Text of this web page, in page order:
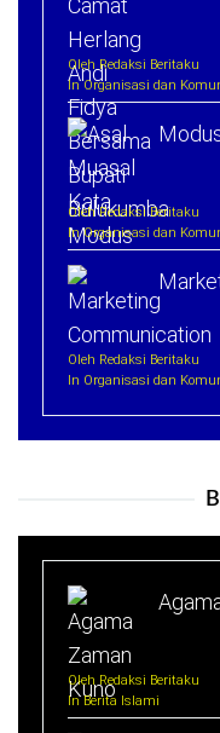
Oleh Redaksi Beritaku
In Organisasi dan
Oleh Redaksi Beritaku
In Organisasi dan
Oleh Redaksi Beritaku
In Organisasi dan
Oleh Redaksi Beritaku
In Berita Islami